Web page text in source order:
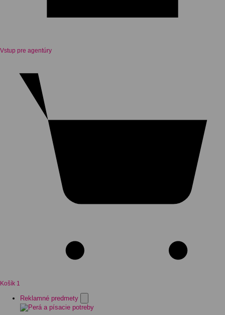
Vstup pre agentúry
Košík 1
Reklamné predmety